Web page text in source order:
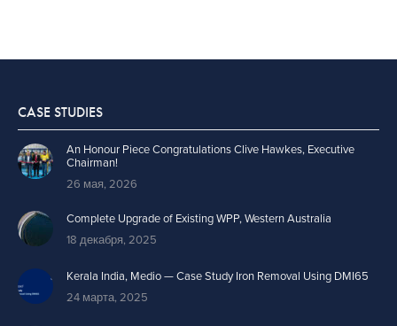
CASE STUDIES
An Honour Piece Congratulations Clive Hawkes, Executive
Chairman!
26 мая, 2026
Complete Upgrade of Existing WPP, Western Australia
18 декабря, 2025
Kerala India, Medio — Case Study Iron Removal Using DMI65
24 марта, 2025